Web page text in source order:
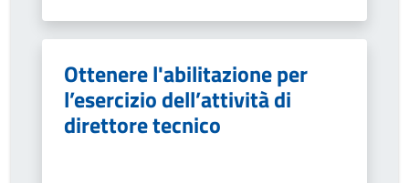
Ottenere l'abilitazione per
l’esercizio dell’attività di
direttore tecnico